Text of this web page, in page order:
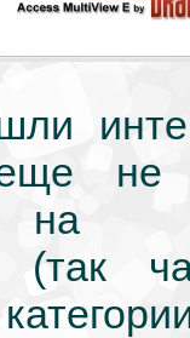
не
(так